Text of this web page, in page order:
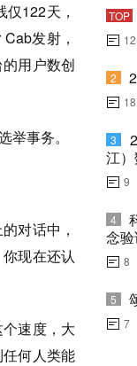
122天，
发射，
用户数创
事务。
对话中，
现在还认
速度，大
何人类能
TOP
12
2
18
3
江
9
4
念
8
5
7